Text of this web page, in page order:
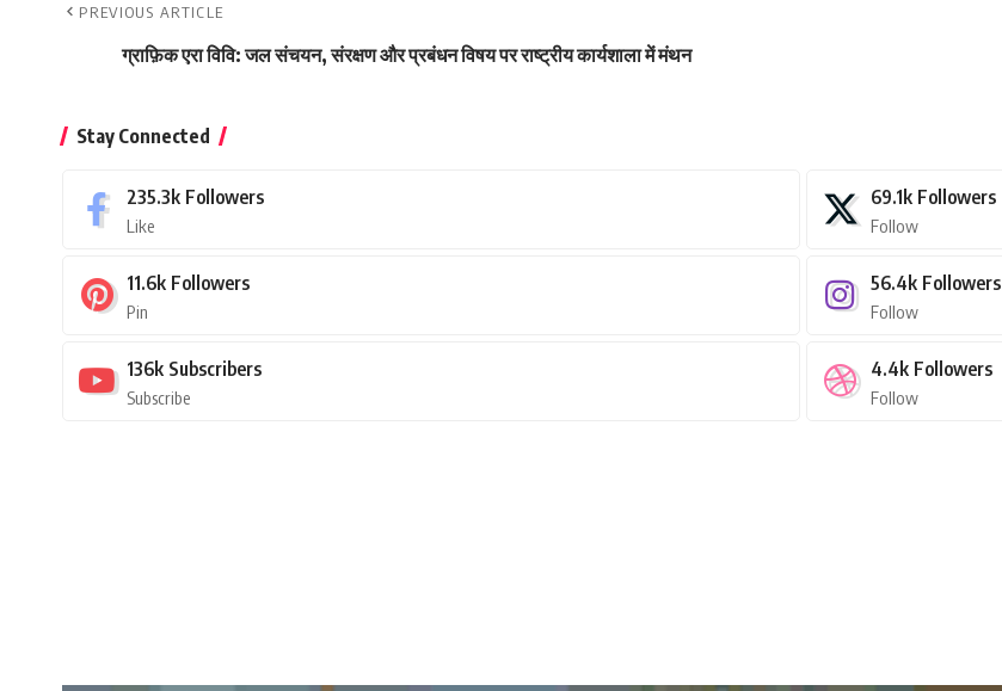
PREVIOUS ARTICLE
ग्राफ़िक एरा विवि: जल संचयन, संरक्षण और प्रबंधन विषय पर राष्ट्रीय कार्यशाला में मंथन
Stay Connected
235.3k Followers
Like
69.1k Followers
Follow
11.6k Followers
Pin
56.4k Followers
Follow
136k Subscribers
Subscribe
4.4k Followers
Follow